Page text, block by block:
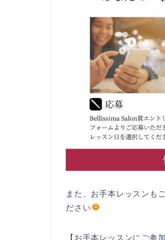
また、お手本レッスンも
ださい
【お手本レッスンにご参